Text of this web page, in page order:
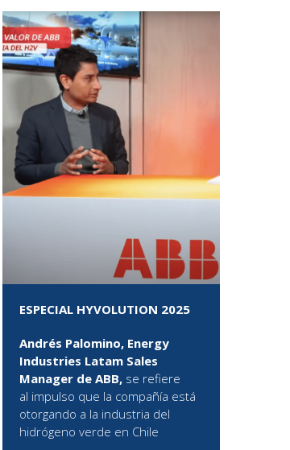
ESPECIAL HYVOLUTION 2025
Andrés Palomino, Energy
Industries Latam Sales
Manager de ABB, se refiere
al impulso que la compañía está
otorgando a la industria del
hidrógeno verde en Chile